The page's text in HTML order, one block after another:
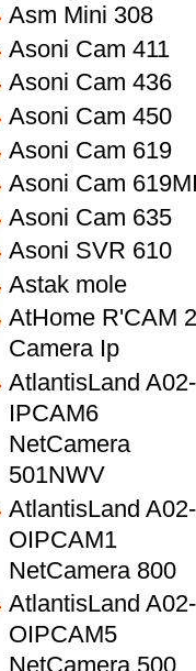
Asm Mini 308
Asoni Cam 411
Asoni Cam 436
Asoni Cam 450
Asoni Cam 619
Asoni Cam
Asoni Cam 635
Asoni SVR 610
Astak mole
AtHome R'CAM
Camera Ip
AtlantisLand A02-
IPCAM6
NetCamera
501NWV
AtlantisLand A02-
OIPCAM1
NetCamera 800
AtlantisLand A02-
OIPCAM5
NetCamera 500